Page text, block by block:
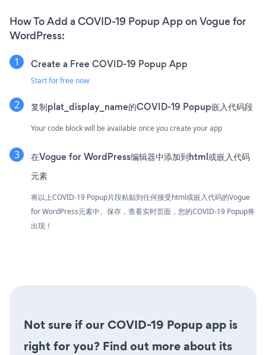
How To Add a COVID-19 Popup App on Vogue for
WordPress:
Create a Free COVID-19 Popup App
Start for free now
复制plat_display_name的COVID-19 Popup嵌入代码段
Your code block will be available once you create your app
在Vogue for WordPress编辑器中添加到html或嵌入代码
元素
将以上COVID-19 Popup片段粘贴到任何接受html或嵌入代码的Vogue
for WordPress元素中。保存，查看实时页面，您的COVID-19 Popup将
出现！
Not sure if our COVID-19 Popup app is
right for you? Find out more about its